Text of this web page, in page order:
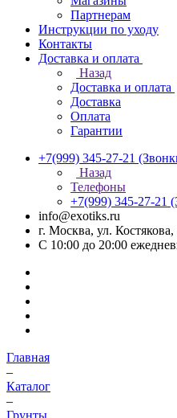
Партнерам
Инструкции по уходу
Контакты
Доставка и оплата
Назад
Доставка и оплата
Доставка
Оплата
Гарантии
+7(999) 345-27-21
Назад
Телефоны
+7(999) 345-27-21
info@exotiks.ru
г. Москва, ул.
С 10:00 до 20:00
Главная
–
Каталог
–
Грунты